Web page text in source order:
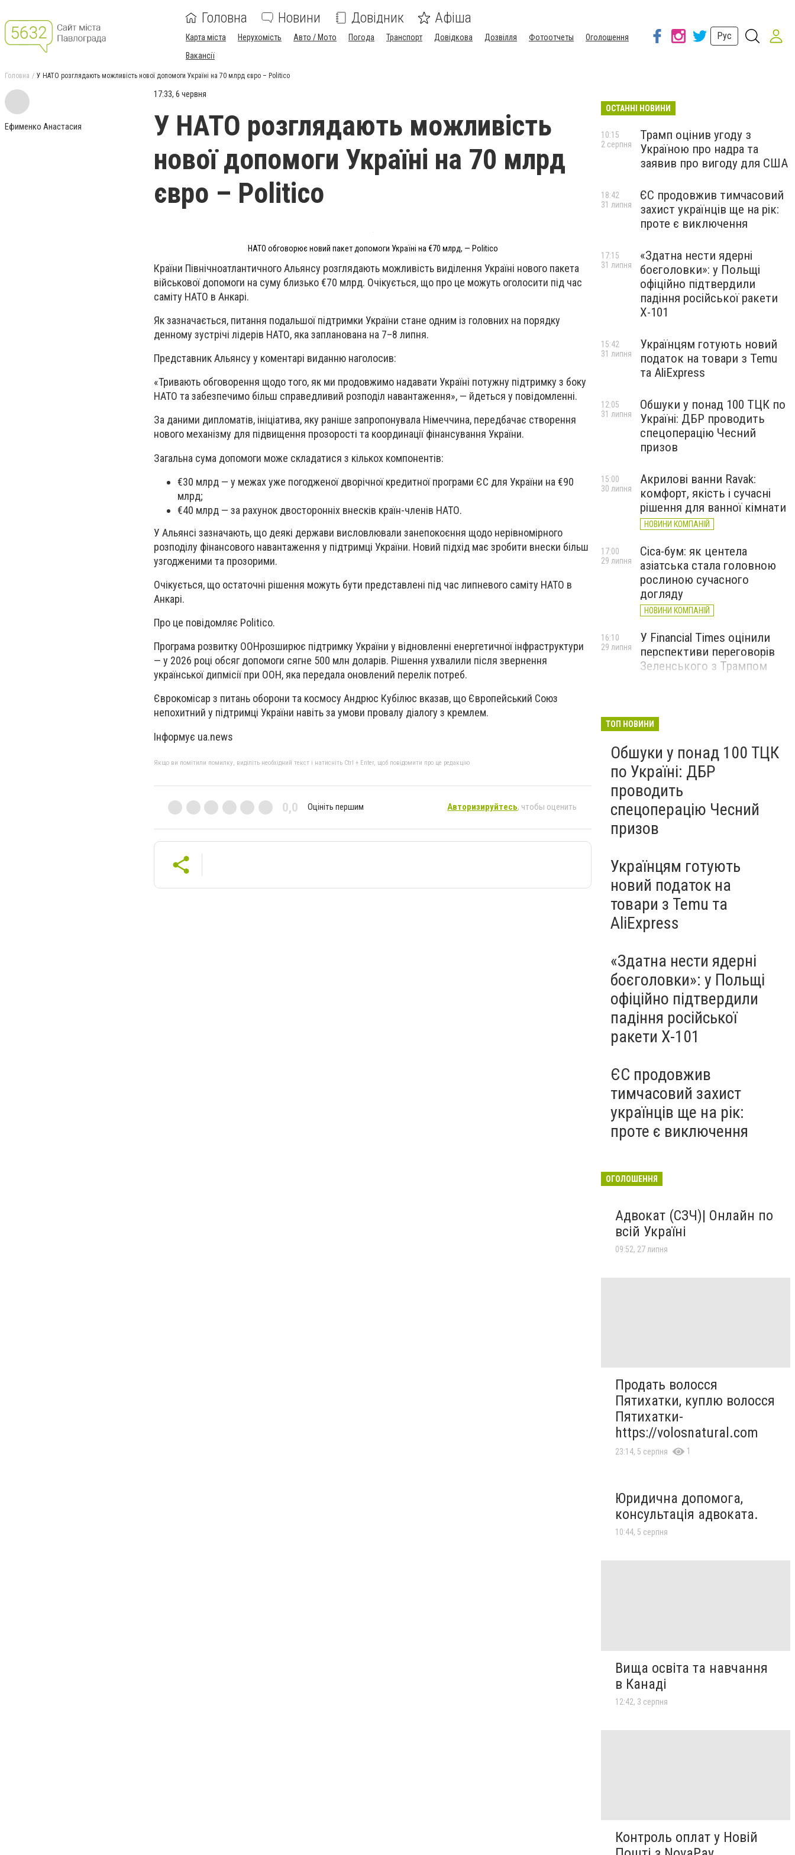
Головна Новини Довідник Афіша
Карта міста Нерухомість Авто / Мото Погода Транспорт Довідкова Дозвілля Фотоотчеты
Оголошення
Вакансії
Рус
Головна У НАТО розглядають можливість нової допомоги Україні на 70 млрд євро – Politico
Ефименко Анастасия
17:33, 6 червня
У НАТО розглядають можливість
нової допомоги Україні на 70 млрд
євро – Politico
НАТО обговорює новий пакет допомоги Україні на €70 млрд, — Politico
Країни Північноатлантичного Альянсу розглядають можливість виділення Україні нового пакета
військової допомоги на суму близько €70 млрд. Очікується, що про це можуть оголосити під час
саміту НАТО в Анкарі.
Як зазначається, питання подальшої підтримки України стане одним із головних на порядку
денному зустрічі лідерів НАТО, яка запланована на 7–8 липня.
Представник Альянсу у коментарі виданню наголосив:
«Тривають обговорення щодо того, як ми продовжимо надавати Україні потужну підтримку з боку
НАТО та забезпечимо більш справедливий розподіл навантаження», — йдеться у повідомленні.
За даними дипломатів, ініціатива, яку раніше запропонувала Німеччина, передбачає створення
нового механізму для підвищення прозорості та координації фінансування України.
Загальна сума допомоги може складатися з кількох компонентів:
€30 млрд — у межах уже погодженої дворічної кредитної програми ЄС для України на €90
млрд;
€40 млрд — за рахунок двосторонніх внесків країн-членів НАТО.
У Альянсі зазначають, що деякі держави висловлювали занепокоєння щодо нерівномірного
розподілу фінансового навантаження у підтримці України. Новий підхід має зробити внески більш
узгодженими та прозорими.
Очікується, що остаточні рішення можуть бути представлені під час липневого саміту НАТО в
Анкарі.
Про це повідомляє Politico.
Програма розвитку ООНрозширює підтримку України у відновленні енергетичної інфраструктури
— у 2026 році обсяг допомоги сягне 500 млн доларів. Рішення ухвалили після звернення
української дипмісії при ООН, яка передала оновлений перелік потреб.
Єврокомісар з питань оборони та космосу Андрюс Кубілюс вказав, що Європейський Союз
непохитний у підтримці України навіть за умови провалу діалогу з кремлем.
Інформує ua.news
Якщо ви помітили помилку, виділіть необхідний текст і натисніть Ctrl + Enter, щоб повідомити про це редакцію
0,0 Оцініть першим Авторизируйтесь, чтобы оценить
ОСТАННІ НОВИНИ
Трамп оцінив угоду з
Україною про надра та
заявив про вигоду для США
10:15
2 серпня
ЄС продовжив тимчасовий
захист українців ще на рік:
проте є виключення
18:42
31 липня
«Здатна нести ядерні
боєголовки»: у Польщі
офіційно підтвердили
падіння російської ракети
Х-101
17:15
31 липня
Українцям готують новий
податок на товари з Temu
та AliExpress
15:42
31 липня
Обшуки у понад 100 ТЦК по
Україні: ДБР проводить
спецоперацію Чесний
призов
12:05
31 липня
Акрилові ванни Ravak:
комфорт, якість і сучасні
рішення для ванної кімнати
НОВИНИ КОМПАНІЙ
15:00
30 липня
Cica-бум: як центела
азіатська стала головною
рослиною сучасного
догляду
НОВИНИ КОМПАНІЙ
17:00
29 липня
У Financial Times оцінили
перспективи переговорів
Зеленського з Трампом
16:10
29 липня
ТОП НОВИНИ
Обшуки у понад 100 ТЦК
по Україні: ДБР
проводить
спецоперацію Чесний
призов
Українцям готують
новий податок на
товари з Temu та
AliExpress
«Здатна нести ядерні
боєголовки»: у Польщі
офіційно підтвердили
падіння російської
ракети Х-101
ЄС продовжив
тимчасовий захист
українців ще на рік:
проте є виключення
ОГОЛОШЕННЯ
Адвокат (СЗЧ)| Онлайн по
всій Україні
09:52, 27 липня
Продать волосся
Пятихатки, куплю волосся
Пятихатки-
https://volosnatural.com
23:14, 5 серпня 1
Юридична допомога,
консультація адвоката.
10:44, 5 серпня
Вища освіта та навчання
в Канаді
12:42, 3 серпня
Контроль оплат у Новій